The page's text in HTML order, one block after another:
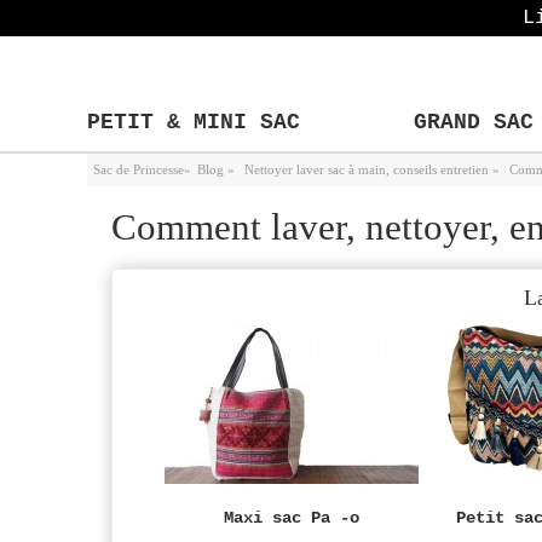
PETIT & MINI SAC GRAND
Sac de Princesse» Blog » Nettoyer laver sac à main, conseils entretien »
Comment laver, nettoyer,
Maxi sac Pa -o
Petit sac